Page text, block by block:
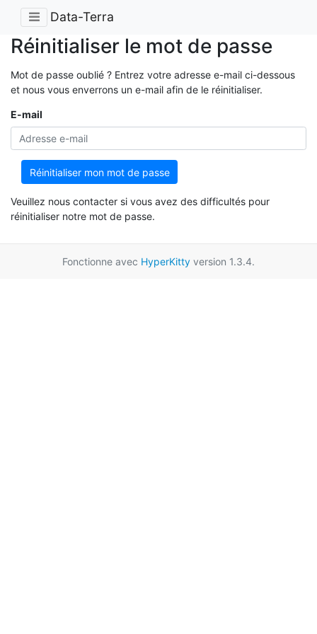
Data-Terra
Réinitialiser le mot de passe
Mot de passe oublié ? Entrez votre adresse e-mail ci-dessous
et nous vous enverrons un e-mail afin de le réinitialiser.
E-mail
Réinitialiser mon mot de passe
Veuillez nous contacter si vous avez des difficultés pour
réinitialiser notre mot de passe.
Fonctionne avec HyperKitty version 1.3.4.